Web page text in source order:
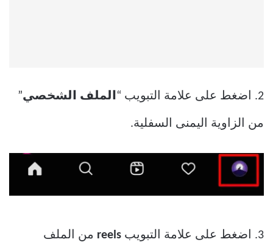
2. اضغط على علامة التبويب “ الملف الشخصي”
من الزاوية اليمنى السفلية.
3. اضغط على علامة التبويب reels من الملف